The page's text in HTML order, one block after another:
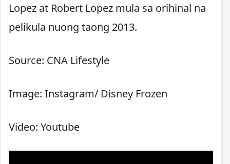
Lopez at Robert Lopez mula sa orihinal na
pelikula nuong taong 2013.
Source: CNA Lifestyle
Image: Instagram/ Disney Frozen
Video: Youtube